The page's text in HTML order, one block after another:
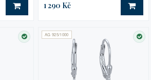
DO KOŠÍKU
1 290 Kč DO
SKLADEM
AG 925/1000